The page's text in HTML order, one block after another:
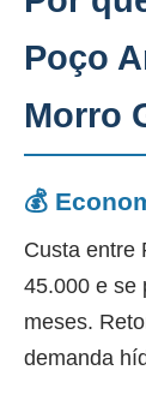
Poço
Morro
💰
Custa entre
45.000 e se
meses.
demanda